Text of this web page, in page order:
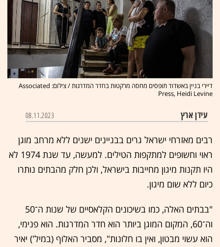
דיירי בניין באשדוד תופסים מחסה מרקטות בחדר המדרגות / צילום: Associated
Press, Heidi Levine
עידן ארץ 08.11.2023
רבים מאזרחי ישראל גרים בבניינים ישנים ללא מרחב מוגן
ראוי וחשופים למתקפות הטילים. למעשה, עד שנת 1974 לא
היו תקנות מיגון מחייבות בישראל, ולכן חלק מהבתים נותרו
כיום ללא שום מיגון.
"בבתים האלה, כמו בשיכונים הקלאסיים של שנות ה־50
וה־60, המקום המוגן ביותר הוא חדר המדרגות. הוא פנימי,
הוא עשוי מבטון, ואין בו חלונות", מסביר האלוף (במיל') יאיר